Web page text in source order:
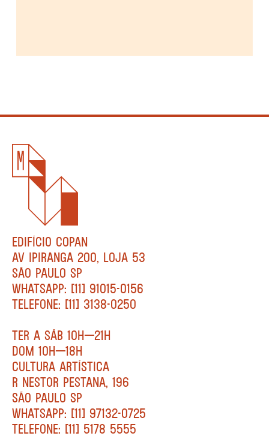
EDIFÍCIO COPAN
AV IPIRANGA 200, LOJA 53
SÃO PAULO SP
WHATSAPP: [11] 91015-0156
TELEFONE: [11] 3138-0250
TER A SÁB 10H—21H
DOM 10H—18H
CULTURA ARTÍSTICA
R NESTOR PESTANA, 196
SÃO PAULO SP
WHATSAPP: [11] 97132-0725
TELEFONE: [11] 5178 5555